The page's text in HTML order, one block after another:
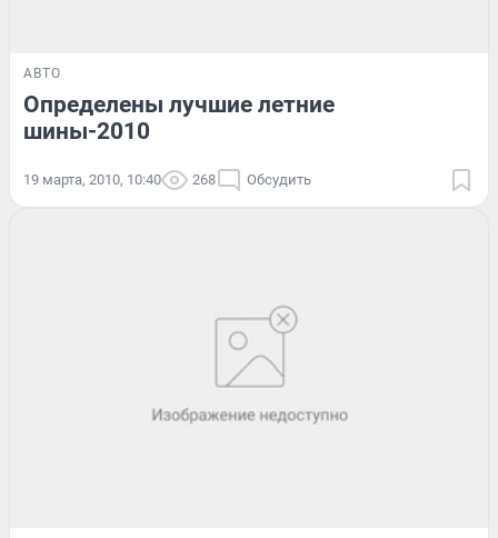
АВТО
Определены лучшие летние
шины-2010
19 марта, 2010, 10:40 268 Обсудить